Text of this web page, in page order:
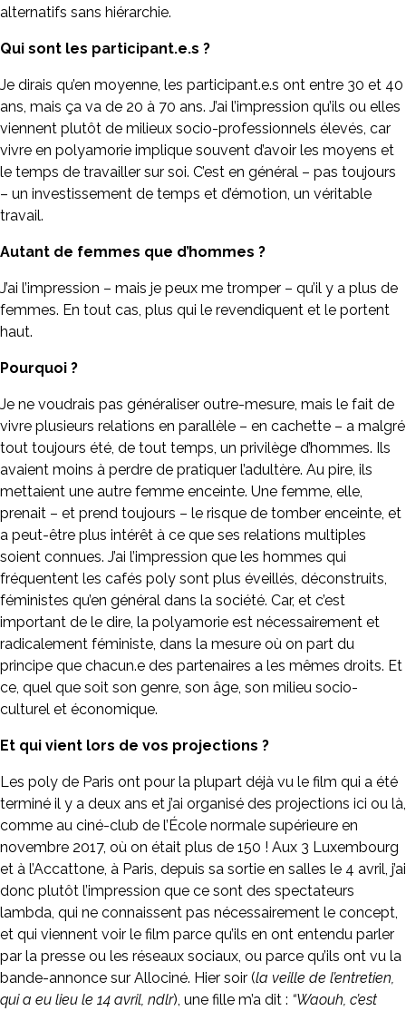
alternatifs sans hiérarchie.
Qui sont les participant.e.s ?
Je dirais qu’en moyenne, les participant.e.s ont entre 30 et 40
ans, mais ça va de 20 à 70 ans. J’ai l’impression qu’ils ou elles
viennent plutôt de milieux socio-professionnels élevés, car
vivre en polyamorie implique souvent d’avoir les moyens et
le temps de travailler sur soi. C’est en général – pas toujours
– un investissement de temps et d’émotion, un véritable
travail.
Autant de femmes que d’hommes ?
J’ai l’impression – mais je peux me tromper – qu’il y a plus de
femmes. En tout cas, plus qui le revendiquent et le portent
haut.
Pourquoi ?
Je ne voudrais pas généraliser outre-mesure, mais le fait de
vivre plusieurs relations en parallèle – en cachette – a malgré
tout toujours été, de tout temps, un privilège d’hommes. Ils
avaient moins à perdre de pratiquer l’adultère. Au pire, ils
mettaient une autre femme enceinte. Une femme, elle,
prenait – et prend toujours – le risque de tomber enceinte, et
a peut-être plus intérêt à ce que ses relations multiples
soient connues. J’ai l’impression que les hommes qui
fréquentent les cafés poly sont plus éveillés, déconstruits,
féministes qu’en général dans la société. Car, et c’est
important de le dire, la polyamorie est nécessairement et
radicalement féministe, dans la mesure où on part du
principe que chacun.e des partenaires a les mêmes droits. Et
ce, quel que soit son genre, son âge, son milieu socio-
culturel et économique.
Et qui vient lors de vos projections ?
Les poly de Paris ont pour la plupart déjà vu le film qui a été
terminé il y a deux ans et j’ai organisé des projections ici ou là,
comme au ciné-club de l’École normale supérieure en
novembre 2017, où on était plus de 150 ! Aux 3 Luxembourg
et à l’Accattone, à Paris, depuis sa sortie en salles le 4 avril, j’ai
donc plutôt l’impression que ce sont des spectateurs
lambda, qui ne connaissent pas nécessairement le concept,
et qui viennent voir le film parce qu’ils en ont entendu parler
par la presse ou les réseaux sociaux, ou parce qu’ils ont vu la
bande-annonce sur Allociné. Hier soir (la veille de l’entretien,
qui a eu lieu le 14 avril, ndlr), une fille m’a dit : “Waouh, c’est